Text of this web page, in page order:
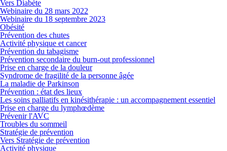
Vers Diabète
Webinaire du 28 mars 2022
Webinaire du 18 septembre 2023
Obésité
Prévention des chutes
Activité physique et cancer
Prévention du tabagisme
Prévention secondaire du burn-out professionnel
Prise en charge de la douleur
Syndrome de fragilité de la personne âgée
La maladie de Parkinson
Prévention : état des lieux
Les soins palliatifs en kinésithérapie : un accompagnement essentiel
Prise en charge du lymphœdème
Prévenir l'AVC
Troubles du sommeil
Stratégie de prévention
Vers Stratégie de prévention
Activité physique